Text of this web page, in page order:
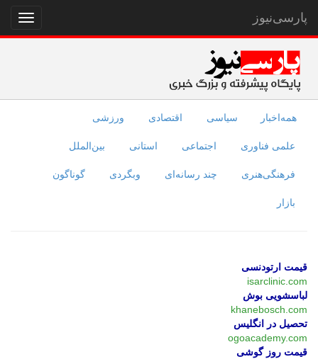
نمایش
منو
پارسی‌نیوز
همه‌اخبار سیاسی اقتصادی ورزشی
علمی فناوری اجتماعی استانی بین‌الملل
فرهنگی‌هنری چند رسانه‌ای وبگردی گوناگون
بازار
قیمت ارتودنسی
isarclinic.com
لباسشویی بوش
khanebosch.com
تحصیل در انگلیس
ogoacademy.com
قیمت روز گوشی